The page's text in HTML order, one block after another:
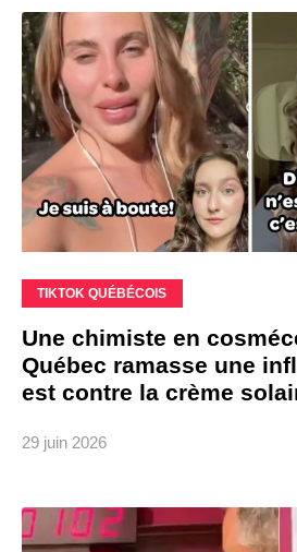
TIKTOK QUÉBÉCOIS
Une chimiste en
Québec ramasse une
est contre la crème
29 juin 2026